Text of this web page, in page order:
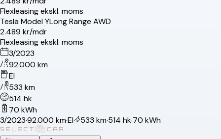
Flexleasing ekskl. moms
TeslaModel YLong Range AWD
2.489 kr/mdr
Flexleasing ekskl. moms
3/2023
92.000 km
El
533 km
514 hk
70 kWh
3/2023·92.000 km·El· 533 km·514 hk·70 kWh